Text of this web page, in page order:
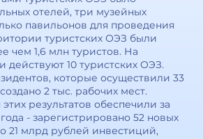
отелей, три музейных
павильонов для проведения
туристских ОЭЗ были
чем 1,6 млн туристов. На
действуют 10 туристских ОЭЗ.
которые осуществили 33
2 тыс. рабочих мест.
результатов обеспечили за
- зарегистрировано 52 новых
21 млрд рублей инвестиций,